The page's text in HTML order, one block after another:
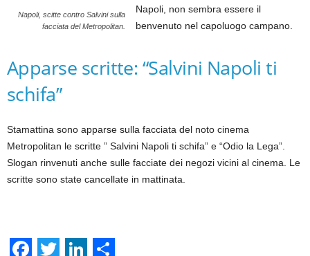
Napoli, scitte contro Salvini sulla
facciata del Metropolitan.
Napoli, non sembra essere il
benvenuto nel capoluogo campano.
Apparse scritte: “Salvini Napoli ti
schifa”
Stamattina sono apparse sulla facciata del noto cinema
Metropolitan le scritte ” Salvini Napoli ti schifa” e “Odio la Lega”.
Slogan rinvenuti anche sulle facciate dei negozi vicini al cinema. Le
scritte sono state cancellate in mattinata.